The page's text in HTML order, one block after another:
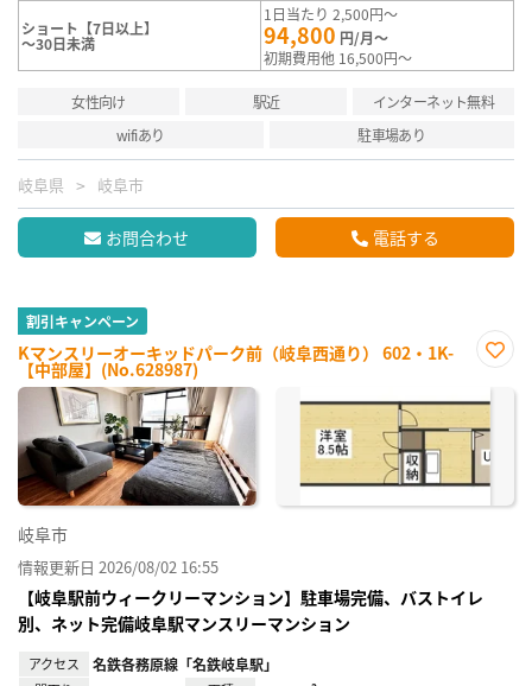
ショート【7日以上】
～30日未満
1日当たり 2,500円～
94,800 円/月～
初期費用他 16,500円～
女性向け 駅近
インターネット無料
wifiあり
駐車場あり
岐阜県 岐阜市
お問合わせ 電話する
割引キャンペーン
Kマンスリーオーキッドパーク前（岐阜西通り） 602・1K-
【中部屋】(No.628987)
に入
り登
録
岐阜市
情報更新日 2026/08/02 16:55
【岐阜駅前ウィークリーマンション】駐車場完備、バストイレ
別、ネット完備岐阜駅マンスリーマンション
アクセス 名鉄各務原線「名鉄岐阜駅」